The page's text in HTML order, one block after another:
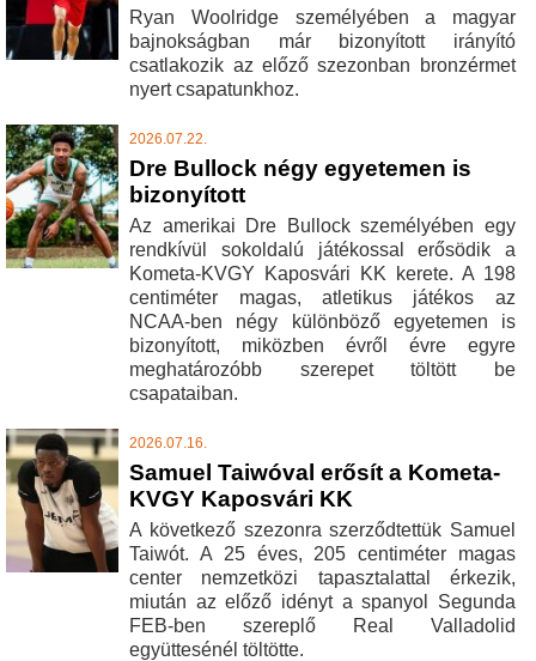
Ryan Woolridge személyében a magyar
bajnokságban már bizonyított irányító
csatlakozik az előző szezonban bronzérmet
nyert csapatunkhoz.
2026.07.22.
Dre Bullock négy egyetemen is
bizonyított
Az amerikai Dre Bullock személyében egy
rendkívül sokoldalú játékossal erősödik a
Kometa-KVGY Kaposvári KK kerete. A 198
centiméter magas, atletikus játékos az
NCAA-ben négy különböző egyetemen is
bizonyított, miközben évről évre egyre
meghatározóbb szerepet töltött be
csapataiban.
2026.07.16.
Samuel Taiwóval erősít a Kometa-
KVGY Kaposvári KK
A következő szezonra szerződtettük Samuel
Taiwót. A 25 éves, 205 centiméter magas
center nemzetközi tapasztalattal érkezik,
miután az előző idényt a spanyol Segunda
FEB-ben szereplő Real Valladolid
együttesénél töltötte.